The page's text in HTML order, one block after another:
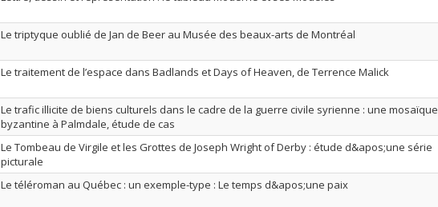
Le triptyque oublié de Jan de Beer au Musée des beaux-arts de Montréal
Le traitement de l’espace dans Badlands et Days of Heaven, de Terrence Malick
Le trafic illicite de biens culturels dans le cadre de la guerre civile syrienne : une mosaïque
byzantine à Palmdale, étude de cas
Le Tombeau de Virgile et les Grottes de Joseph Wright of Derby : étude d&apos;une série
picturale
Le téléroman au Québec : un exemple-type : Le temps d&apos;une paix